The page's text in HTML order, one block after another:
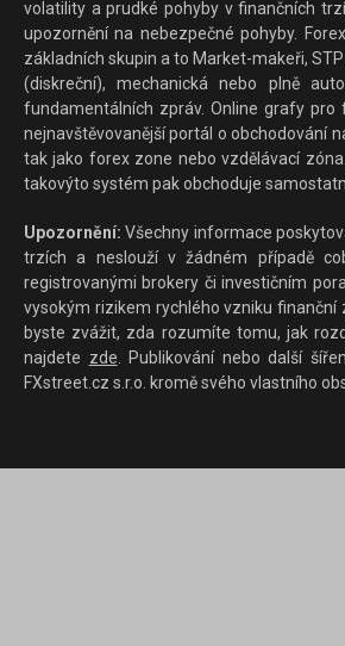
volatility a prudké pohyby v finančních
upozornění na nebezpečné pohyby.
základních skupin a to Market-makeři,
(diskreční), mechanická nebo plně
fundamentálních zpráv. Online grafy
nejnavštěvovanější portál o obchodování
tak jako forex zone nebo vzdělávací
takovýto systém pak obchoduje
Upozornění: Všechny informace
trzích a neslouží v žádném případě
registrovanými brokery či investičním
vysokým rizikem rychlého vzniku
byste zvážit, zda rozumíte tomu, jak
najdete zde. Publikování nebo další
FXstreet.cz s.r.o. kromě svého vlastního